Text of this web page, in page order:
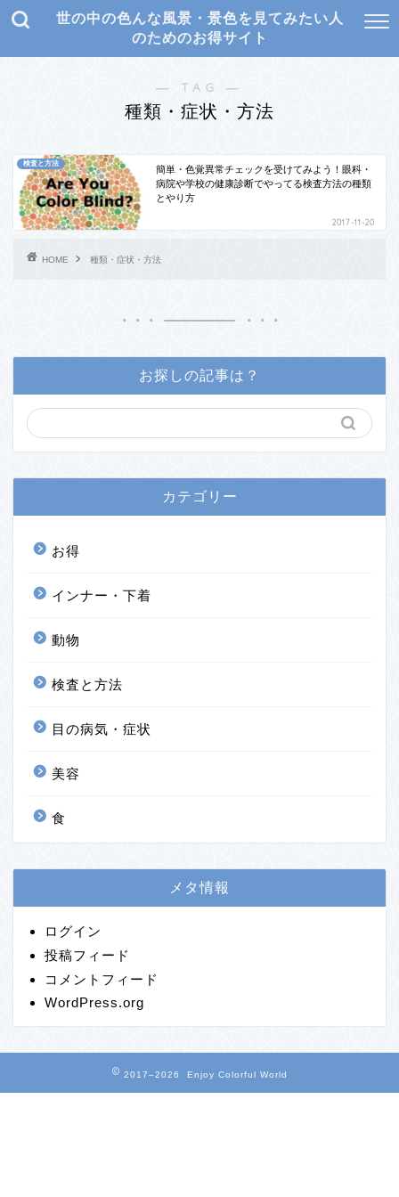
世の中の色んな風景・景色を見てみたい人
のためのお得サイト
― TAG ―
種類・症状・方法
検査と方法
簡単・色覚異常チェックを受けてみよう！眼科・
病院や学校の健康診断でやってる検査方法の種類
とやり方
2017-11-20
HOME 種類・症状・方法
お探しの記事は？
カテゴリー
お得
インナー・下着
動物
検査と方法
目の病気・症状
美容
食
メタ情報
ログイン
投稿フィード
コメントフィード
WordPress.org
2017–2026 Enjoy Colorful World